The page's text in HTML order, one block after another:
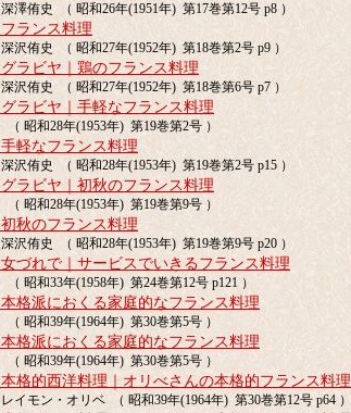
深澤侑史 （ 昭和26年(1951年) 第17巻第12号 p8 ）
フランス料理
深沢侑史 （ 昭和27年(1952年) 第18巻第2号 p9 ）
グラビヤ｜鶏のフランス料理
深沢侑史 （ 昭和27年(1952年) 第18巻第6号 p7 ）
グラビヤ｜手軽なフランス料理
（ 昭和28年(1953年) 第19巻第2号 ）
手軽なフランス料理
深沢侑史 （ 昭和28年(1953年) 第19巻第2号 p15 ）
グラビヤ｜初秋のフランス料理
（ 昭和28年(1953年) 第19巻第9号 ）
初秋のフランス料理
深沢侑史 （ 昭和28年(1953年) 第19巻第9号 p20 ）
女づれで｜サービスでいきるフランス料理
（ 昭和33年(1958年) 第24巻第12号 p121 ）
本格派におくる家庭的なフランス料理
（ 昭和39年(1964年) 第30巻第5号 ）
本格派におくる家庭的なフランス料理
（ 昭和39年(1964年) 第30巻第5号 ）
本格的西洋料理｜オリべさんの本格的フランス料理
レイモン・オリベ （ 昭和39年(1964年) 第30巻第12号 p64 ）